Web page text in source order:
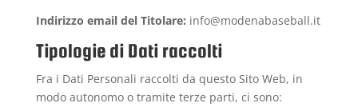
Indirizzo email del Titolare: info@modenabaseball.it
Tipologie di Dati raccolti
Fra i Dati Personali raccolti da questo Sito Web, in
modo autonomo o tramite terze parti, ci sono: